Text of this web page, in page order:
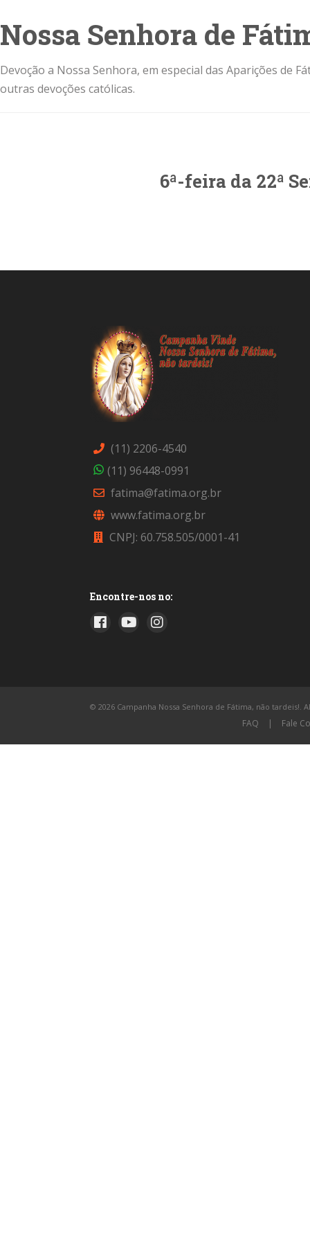
Nossa Senhora de
Devoção a Nossa Senhora, em especial das Aparições de
outras devoções católicas.
6ª-feira da 22ª
(11) 2206-4540
(11) 96448-0991
fatima@fatima.org.br
www.fatima.org.br
CNPJ: 60.758.505/0001-41
Encontre-nos no:
© 2026 Campanha Nossa Senhora de Fátima, não tardeis!.
FAQ | Fale